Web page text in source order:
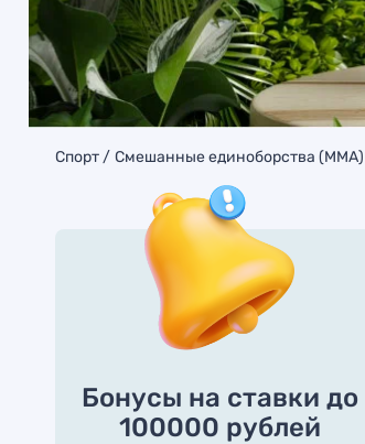
Спорт Смешанные единоборства (MMA)
Бонусы на ставки до
100000 рублей